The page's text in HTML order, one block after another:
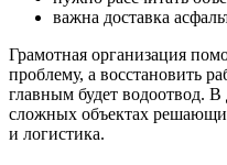
важна доставка
Грамотная организация
проблему, а восстановить
главным будет водоотвод.
сложных объектах
и логистика.